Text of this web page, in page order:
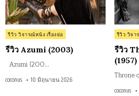
Posted
in
รีวิว วิจารณ์หนัง เรื่องย่อ
รีวิว Azumi (2003)
Azumi (200…
coconus 10 มิถุนายน 2026
Posted
in
รีวิว วิจา
รีวิว
(1957)
Throne
coconus